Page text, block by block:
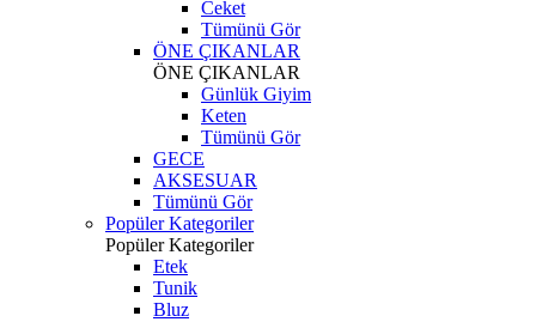
Ceket
Tümünü Gör
ÖNE ÇIKANLAR
ÖNE ÇIKANLAR
Günlük Giyim
Keten
Tümünü Gör
GECE
AKSESUAR
Tümünü Gör
Popüler Kategoriler
Popüler Kategoriler
Etek
Tunik
Bluz